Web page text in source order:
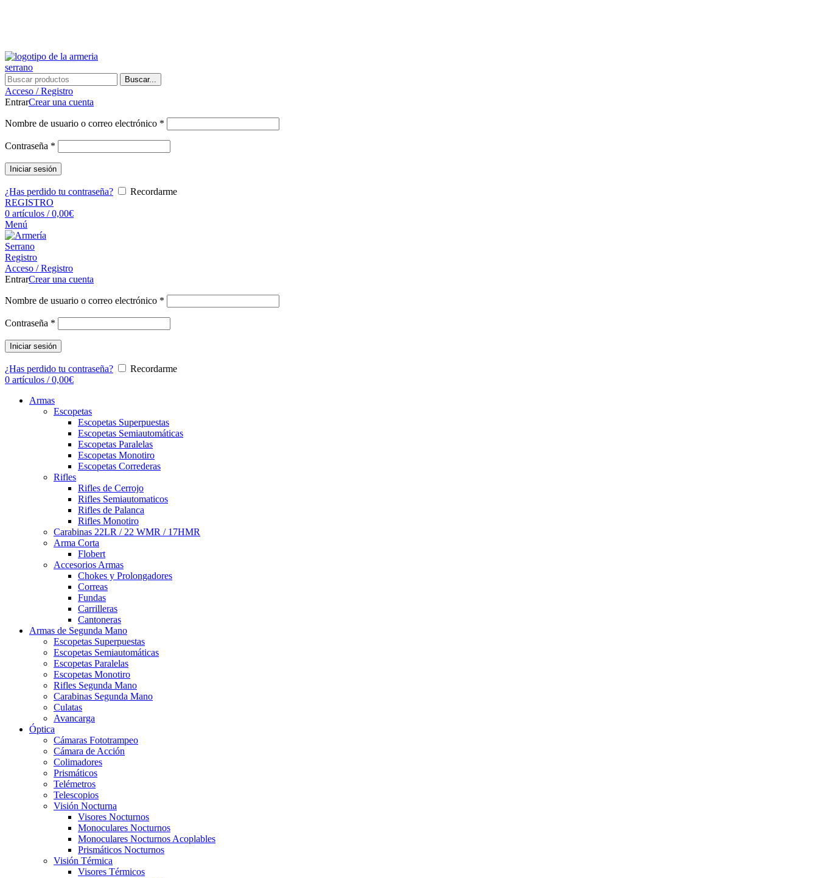
Buscar...
Acceso / Registro
EntrarCrear una cuenta
Nombre de usuario o correo electrónico *
Contraseña *
Iniciar sesión
¿Has perdido tu contraseña?
Recordarme
REGISTRO
0 artículos / 0,00€
Menú
Registro
Acceso / Registro
EntrarCrear una cuenta
Nombre de usuario o correo electrónico *
Contraseña *
Iniciar sesión
¿Has perdido tu contraseña?
Recordarme
0 artículos / 0,00€
Armas
Escopetas
Escopetas Superpuestas
Escopetas Semiautomáticas
Escopetas Paralelas
Escopetas Monotiro
Escopetas Correderas
Rifles
Rifles de Cerrojo
Rifles Semiautomaticos
Rifles de Palanca
Rifles Monotiro
Carabinas 22LR / 22 WMR / 17HMR
Arma Corta
Flobert
Accesorios Armas
Chokes y Prolongadores
Correas
Fundas
Carrilleras
Cantoneras
Armas de Segunda Mano
Escopetas Superpuestas
Escopetas Semiautomáticas
Escopetas Paralelas
Escopetas Monotiro
Rifles Segunda Mano
Carabinas Segunda Mano
Culatas
Avancarga
Óptica
Cámaras Fototrampeo
Cámara de Acción
Colimadores
Prismáticos
Telémetros
Telescopios
Visión Nocturna
Visores Nocturnos
Monoculares Nocturnos
Monoculares Nocturnos Acoplables
Prismáticos Nocturnos
Visión Térmica
Visores Térmicos